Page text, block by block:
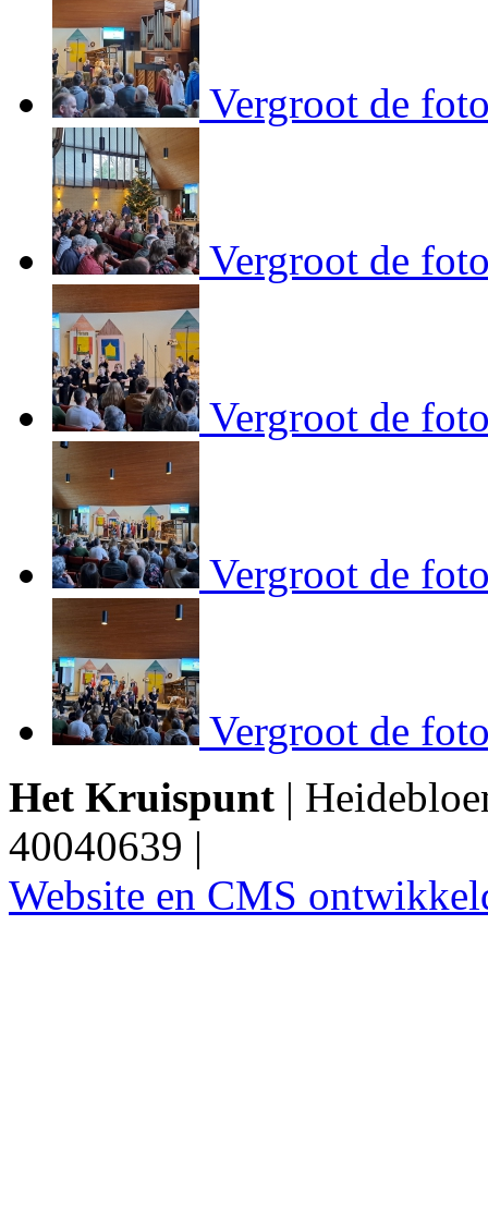
Vergroot de
Vergroot de
Vergroot de
Vergroot de
Vergroot de
Het Kruispunt |
40040639 |
Website en CMS